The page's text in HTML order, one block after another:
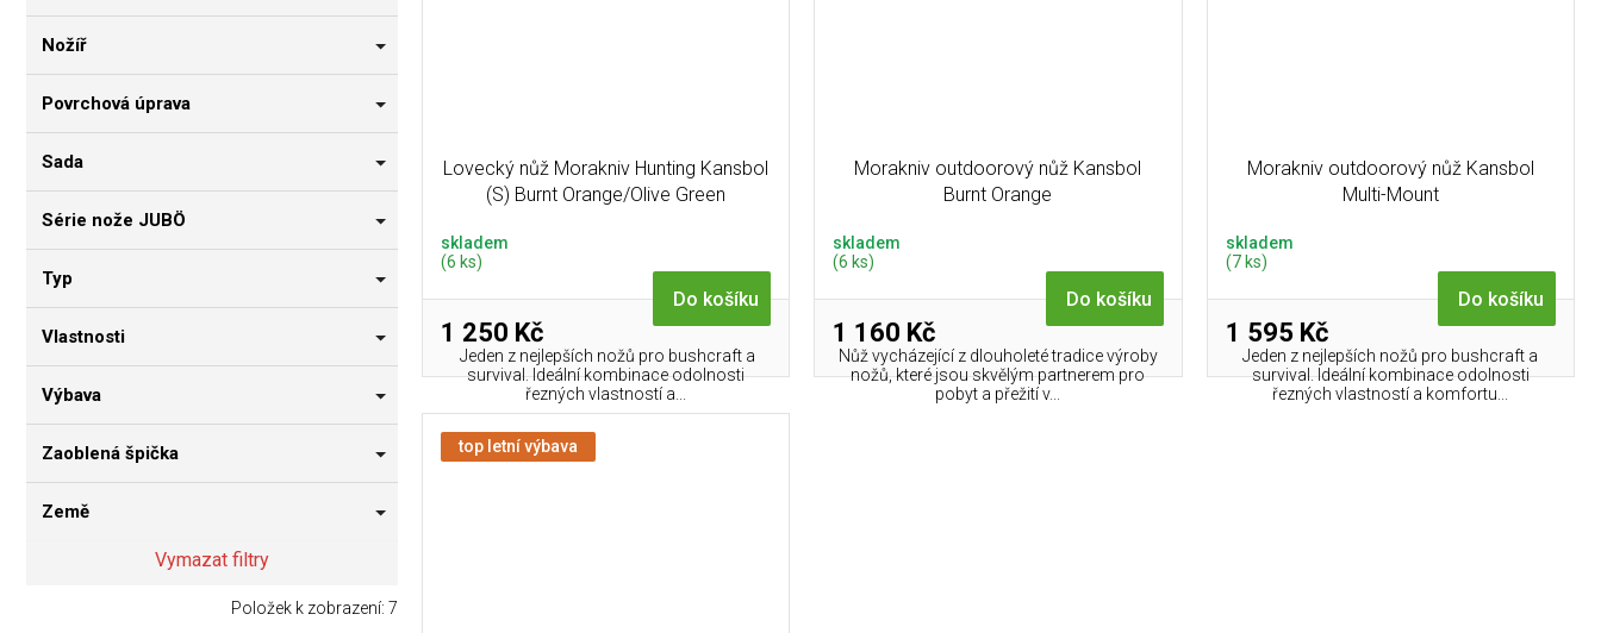
Nožíř
Povrchová úprava
Sada
Série nože JUBÖ
Typ
Vlastnosti
Výbava
Zaoblená špička
Země
Vymazat filtry
Položek k zobrazení: 7
Lovecký nůž Morakniv Hunting Kansbol
(S) Burnt Orange/Olive Green
skladem
(6 ks)
1 250 Kč
Do košíku
Jeden z nejlepších nožů pro bushcraft a
survival. Ideální kombinace odolnosti
řezných vlastností a...
Morakniv outdoorový nůž Kansbol
Burnt Orange
skladem
(6 ks)
1 160 Kč
Do košíku
Nůž vycházející z dlouholeté tradice výroby
nožů, které jsou skvělým partnerem pro
pobyt a přežití v...
Morakniv outdoorový nůž Kansbol
Multi-Mount
skladem
(7 ks)
1 595 Kč
Do košíku
Jeden z nejlepších nožů pro bushcraft a
survival. Ideální kombinace odolnosti
řezných vlastností a komfortu...
top letní výbava